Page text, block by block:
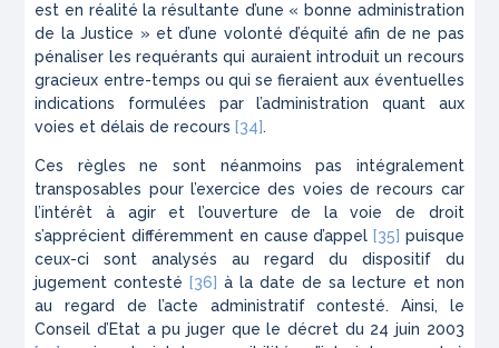
est en réalité la résultante d’une « bonne administration
de la Justice » et d’une volonté d’équité afin de ne pas
pénaliser les requérants qui auraient introduit un recours
gracieux entre-temps ou qui se fieraient aux éventuelles
indications formulées par l’administration quant aux
voies et délais de recours [34].
Ces règles ne sont néanmoins pas intégralement
transposables pour l’exercice des voies de recours car
l’intérêt à agir et l’ouverture de la voie de droit
s’apprécient différemment en cause d’appel [35] puisque
ceux-ci sont analysés au regard du dispositif du
jugement contesté [36] à la date de sa lecture et non
au regard de l’acte administratif contesté. Ainsi, le
Conseil d’Etat a pu juger que le décret du 24 juin 2003